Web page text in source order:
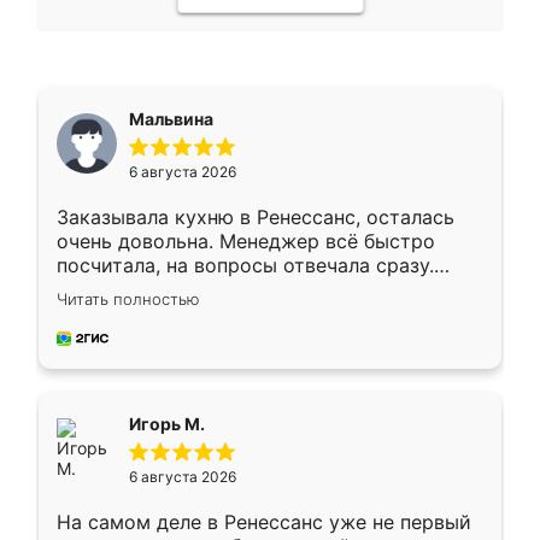
Мальвина
6 августа 2026
Заказывала кухню в Ренессанс, осталась
очень довольна. Менеджер всё быстро
посчитала, на вопросы отвечала сразу.
Замерщик приехал в субботу, подошёл к
делу со всей ответственностью. Собрали
за день, ребята работали аккуратно, даже
Читать полностью
Игорь М.
6 августа 2026
На самом деле в Ренессанс уже не первый